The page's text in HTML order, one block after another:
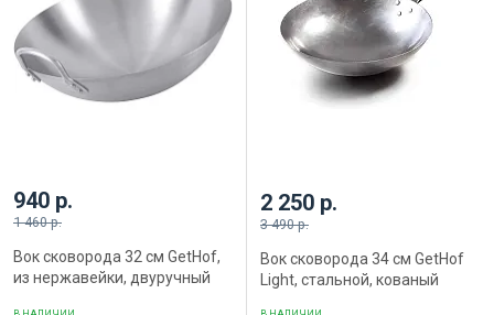
940 р.
1 460 р.
Вок сковорода 32 см GetHof,
из нержавейки, двуручный
2 250 р.
3 490 р.
Вок сковорода 34 см GetHof
Light, стальной, кованый